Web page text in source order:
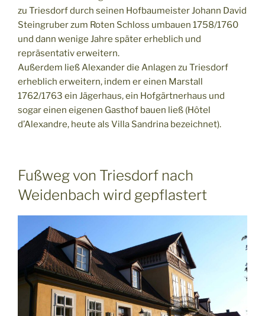
zu Triesdorf durch seinen Hofbaumeister Johann David
Steingruber zum Roten Schloss umbauen 1758/1760
und dann wenige Jahre später erheblich und
repräsentativ erweitern.
Außerdem ließ Alexander die Anlagen zu Triesdorf
erheblich erweitern, indem er einen Marstall
1762/1763 ein Jägerhaus, ein Hofgärtnerhaus und
sogar einen eigenen Gasthof bauen ließ (Hôtel
d’Alexandre, heute als Villa Sandrina bezeichnet).
Fußweg von Triesdorf nach
Weidenbach wird gepflastert